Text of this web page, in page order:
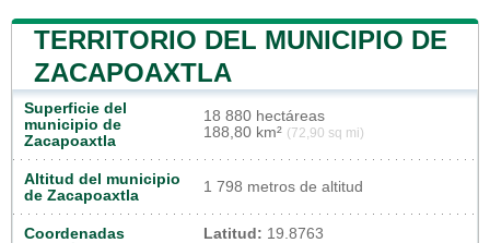
TERRITORIO DEL MUNICIPIO DE
ZACAPOAXTLA
Superficie del
municipio de
Zacapoaxtla
18 880 hectáreas
188,80 km² (72,90 sq mi)
Altitud del municipio
de Zacapoaxtla
1 798 metros de altitud
Coordenadas
Latitud: 19.8763